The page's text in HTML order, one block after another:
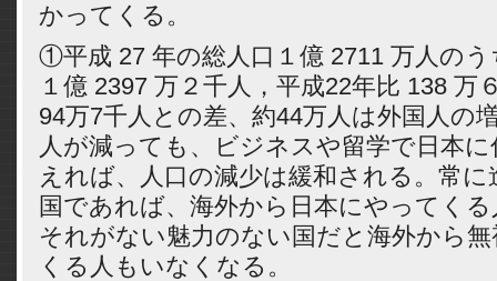
かってくる。
①平成 27 年の総人口１億 2711 万人の
１億 2397 万２千人，平成22年比 138 万
94万7千人との差、約44万人は外国人の
人が減っても、ビジネスや留学で日本
えれば、人口の減少は緩和される。常
国であれば、海外から日本にやってく
それがない魅力のない国だと海外から
くる人もいなくなる。